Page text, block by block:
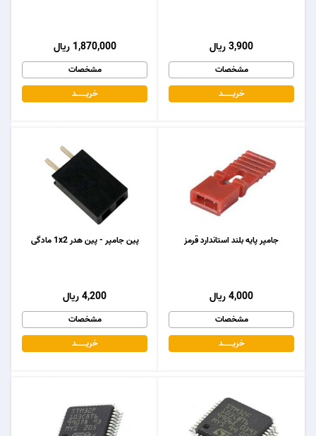
1,870,000 ریال
مشخصات
خریـــــــد
3,900 ریال
مشخصات
خریـــــــد
پین جامپر - پین هدر 1x2 مادگی
4,200 ریال
مشخصات
خریـــــــد
جامپر پایه بلند استاندارد قرمز
4,000 ریال
مشخصات
خریـــــــد